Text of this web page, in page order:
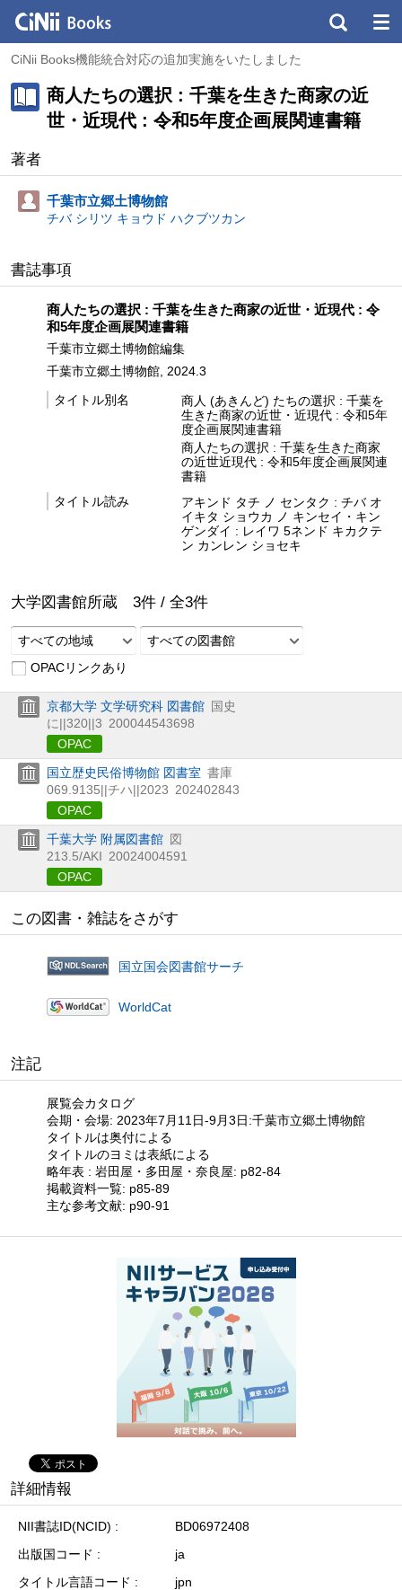
CiNii Books機能統合対応の追加実施をいたしました
商人たちの選択 : 千葉を生きた商家の近
世・近現代 : 令和5年度企画展関連書籍
著者
千葉市立郷土博物館
チバ シリツ キョウド ハクブツカン
書誌事項
商人たちの選択 : 千葉を生きた商家の近世・近現代 : 令
和5年度企画展関連書籍
千葉市立郷土博物館編集
千葉市立郷土博物館, 2024.3
タイトル別名
商人 (あきんど) たちの選択 : 千葉を
生きた商家の近世・近現代 : 令和5年
度企画展関連書籍
商人たちの選択 : 千葉を生きた商家
の近世近現代 : 令和5年度企画展関連
書籍
タイトル読み
アキンド タチ ノ センタク : チバ オ
イキタ ショウカ ノ キンセイ・キン
ゲンダイ : レイワ 5ネンド キカクテ
ン カンレン ショセキ
大学図書館所蔵 3件 / 全3件
すべての地域
すべての図書館
OPACリンクあり
京都大学 文学研究科 図書館 国史
に||320||3 200044543698
OPAC
国立歴史民俗博物館 図書室 書庫
069.9135||チハ||2023 202402843
OPAC
千葉大学 附属図書館 図
213.5/AKI 20024004591
OPAC
この図書・雑誌をさがす
国立国会図書館サーチ
WorldCat
注記
展覧会カタログ
会期・会場: 2023年7月11日-9月3日:千葉市立郷土博物館
タイトルは奥付による
タイトルのヨミは表紙による
略年表 : 岩田屋・多田屋・奈良屋: p82-84
掲載資料一覧: p85-89
主な参考文献: p90-91
詳細情報
NII書誌ID(NCID)
BD06972408
出版国コード
ja
タイトル言語コード
jpn